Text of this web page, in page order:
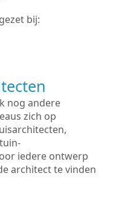
bij:
nog andere
zich op
iedere ontwerp
architect te vinden